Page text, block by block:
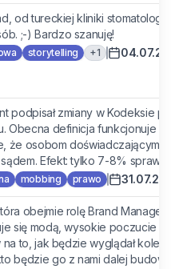
od tureckiej kliniki
;-) Bardzo szanuję!
storytelling +1
podpisał zmiany w Kodeksie
Obecna definicja funkcjonuje
że osobom doświadczającym
Efekt: tylko 7-8% spraw
mobbing prawo
obejmie rolę Brand
się modą, wysokie poczucie
na to, jak będzie wyglądał
będzie go z nami dalej